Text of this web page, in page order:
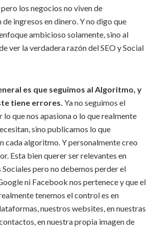
pero los negocios no viven de
ingresos en dinero. Y no digo que
ambicioso solamente, sino al
ver la verdadera razón del SEO y Social
es que seguimos al Algoritmo, y
tiene errores. Ya no seguimos el
que nos apasiona o lo que realmente
sino publicamos lo que
cada algoritmo. Y personalmente creo
Esta bien querer ser relevantes en
Sociales pero no debemos perder el
ni Facebook nos pertenece y que el
tenemos el control es en
nuestros websites, en nuestras
en nuestra propia imagen de